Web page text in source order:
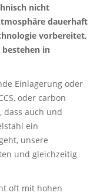
nicht
dauerhaft
vorbereitet,
in
Einlagerung oder
oder carbon
dass auch und
ein
unsere
und gleichzeitig
oft mit hohen